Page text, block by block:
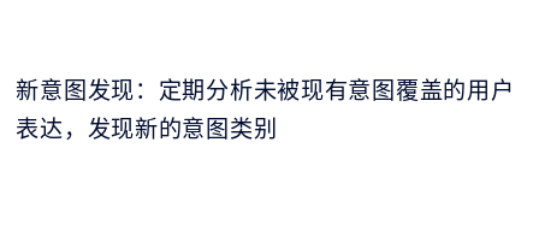
新意图发现：定期分析未被现有意图覆盖的用户
表达，发现新的意图类别